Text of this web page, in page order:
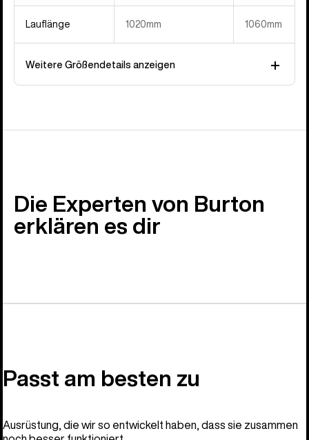
Lauflänge 1020mm 1060mm
Weitere Größendetails anzeigen
Die Experten von Burton
erklären es dir
Passt am besten zu
Ausrüstung, die wir so entwickelt haben, dass sie zusammen